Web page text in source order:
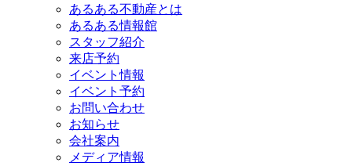
あるある不動産とは
あるある情報館
スタッフ紹介
来店予約
イベント情報
イベント予約
お問い合わせ
お知らせ
会社案内
メディア情報